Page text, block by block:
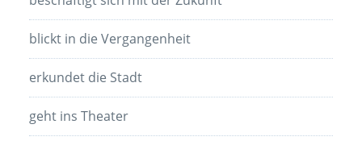
blickt in die Vergangenheit
erkundet die Stadt
geht ins Theater